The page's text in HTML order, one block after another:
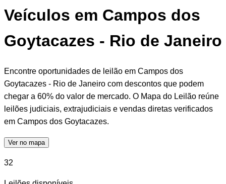
Veículos em Campos dos
Goytacazes - Rio de Janeiro
Encontre oportunidades de leilão em Campos dos
Goytacazes - Rio de Janeiro com descontos que podem
chegar a 60% do valor de mercado. O Mapa do Leilão reúne
leilões judiciais, extrajudiciais e vendas diretas verificados
em Campos dos Goytacazes.
Ver no mapa
32